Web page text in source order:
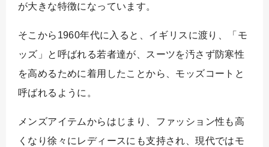
が大きな特徴になっています。
そこから1960年代に入ると、イギリスに渡り、「モ
ッズ」と呼ばれる若者達が、スーツを汚さず防寒性
を高めるために着用したことから、モッズコートと
呼ばれるように。
メンズアイテムからはじまり、ファッション性も高
くなり徐々にレディースにも支持され、現代ではモ